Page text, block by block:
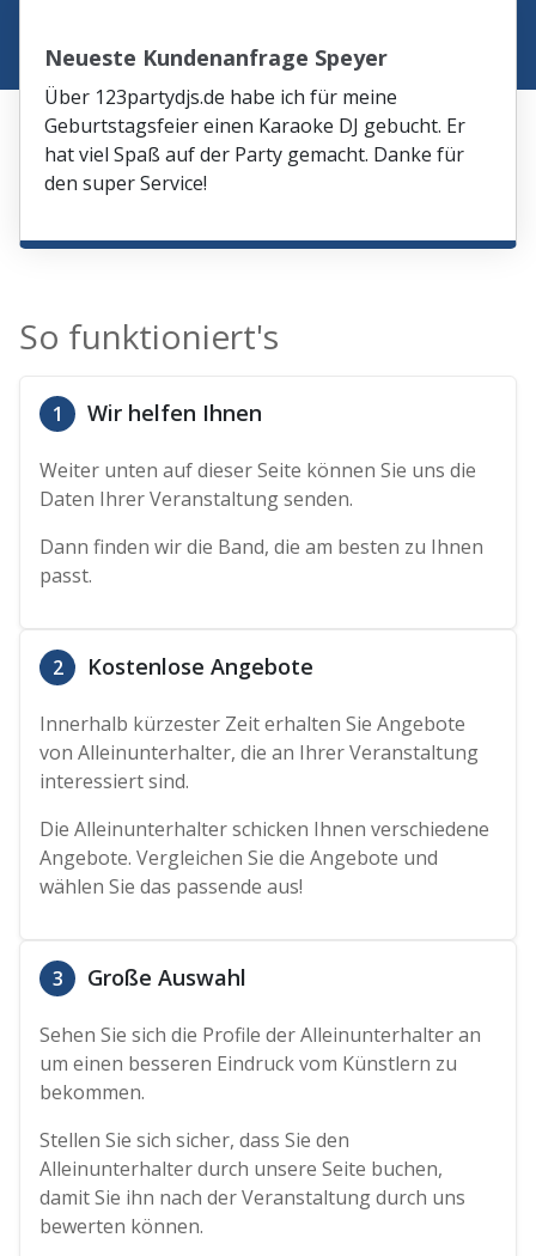
Neueste Kundenanfrage Speyer
Über 123partydjs.de habe ich für meine
Geburtstagsfeier einen Karaoke DJ gebucht. Er
hat viel Spaß auf der Party gemacht. Danke für
den super Service!
So funktioniert's
1 Wir helfen Ihnen
Weiter unten auf dieser Seite können Sie uns die
Daten Ihrer Veranstaltung senden.
Dann finden wir die Band, die am besten zu Ihnen
passt.
2 Kostenlose Angebote
Innerhalb kürzester Zeit erhalten Sie Angebote
von Alleinunterhalter, die an Ihrer Veranstaltung
interessiert sind.
Die Alleinunterhalter schicken Ihnen verschiedene
Angebote. Vergleichen Sie die Angebote und
wählen Sie das passende aus!
3 Große Auswahl
Sehen Sie sich die Profile der Alleinunterhalter an
um einen besseren Eindruck vom Künstlern zu
bekommen.
Stellen Sie sich sicher, dass Sie den
Alleinunterhalter durch unsere Seite buchen,
damit Sie ihn nach der Veranstaltung durch uns
bewerten können.